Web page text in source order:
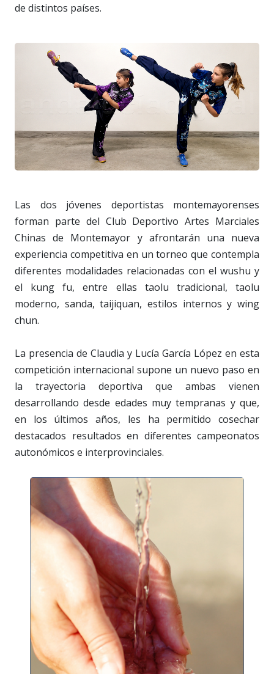
de distintos países.
Las dos jóvenes deportistas montemayorenses
forman parte del Club Deportivo Artes Marciales
Chinas de Montemayor y afrontarán una nueva
experiencia competitiva en un torneo que contempla
diferentes modalidades relacionadas con el wushu y
el kung fu, entre ellas taolu tradicional, taolu
moderno, sanda, taijiquan, estilos internos y wing
chun.
La presencia de Claudia y Lucía García López en esta
competición internacional supone un nuevo paso en
la trayectoria deportiva que ambas vienen
desarrollando desde edades muy tempranas y que,
en los últimos años, les ha permitido cosechar
destacados resultados en diferentes campeonatos
autonómicos e interprovinciales.